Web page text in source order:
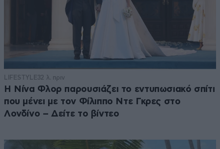
LIFESTYLE32 λ. πριν
Η Νίνα Φλορ παρουσιάζει το εντυπωσιακό σπίτι
που μένει με τον Φίλιππο Ντε Γκρες στο
Λονδίνο – Δείτε το βίντεο